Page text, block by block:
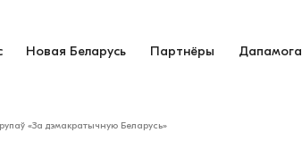
Новая Беларусь Партнёры Дапамога
«За дэмакратычную Беларусь»